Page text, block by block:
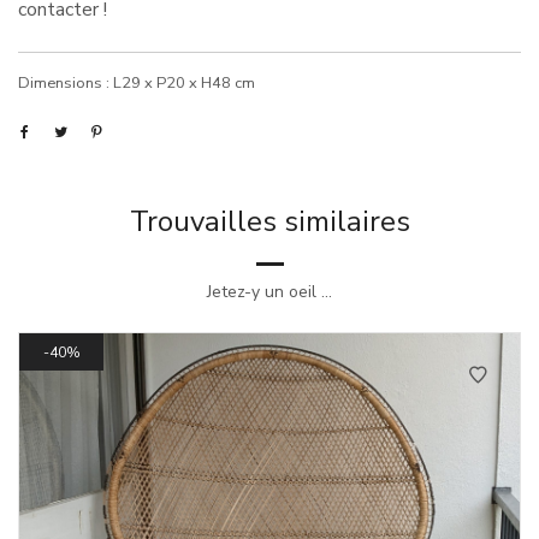
contacter !
Dimensions : L29 x P20 x H48 cm
Trouvailles similaires
Jetez-y un oeil ...
40%